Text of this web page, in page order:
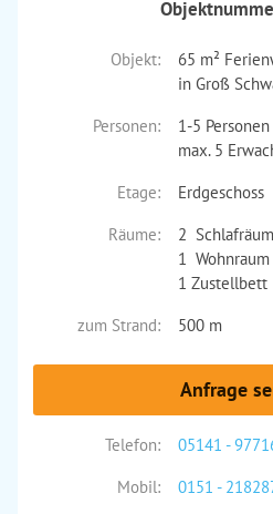
Objekt:
65 m²
in Groß
Personen:
1-5 Personen
max. 5
Etage:
Erdgeschoss
Räume:
2
1 Wohnraum
1 Zustellbett
zum Strand:
500 m
Anfrage
Telefon:
05141 -
Mobil:
0151 -